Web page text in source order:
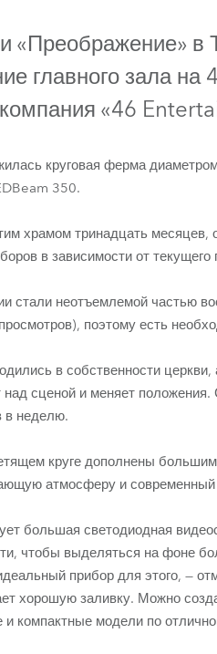
Maritime
«Преображение»
главного зала на
компания «46
круговая ферма
350.
храмом тринадцать месяцев,
в зависимости от
стали неотъемлемой частью
поэтому есть
в собственности
над сценой и меняет
в неделю.
круге дополнены
атмосферу и
большая светодиодная
чтобы выделяться на фоне
прибор для этого, —
хорошую заливку. Можно
компактные модели по